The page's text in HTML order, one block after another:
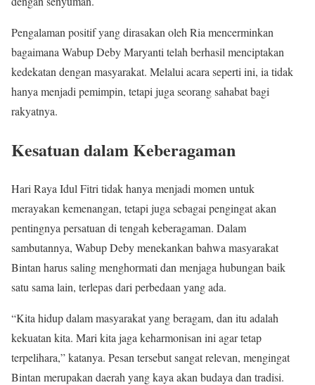
Pengalaman positif yang dirasakan oleh Ria mencerminkan
bagaimana Wabup Deby Maryanti telah berhasil menciptakan
kedekatan dengan masyarakat. Melalui acara seperti ini, ia tidak
hanya menjadi pemimpin, tetapi juga seorang sahabat bagi
rakyatnya.
Kesatuan dalam Keberagaman
Hari Raya Idul Fitri tidak hanya menjadi momen untuk
merayakan kemenangan, tetapi juga sebagai pengingat akan
pentingnya persatuan di tengah keberagaman. Dalam
sambutannya, Wabup Deby menekankan bahwa masyarakat
Bintan harus saling menghormati dan menjaga hubungan baik
satu sama lain, terlepas dari perbedaan yang ada.
“Kita hidup dalam masyarakat yang beragam, dan itu adalah
kekuatan kita. Mari kita jaga keharmonisan ini agar tetap
terpelihara,” katanya. Pesan tersebut sangat relevan, mengingat
Bintan merupakan daerah yang kaya akan budaya dan tradisi.